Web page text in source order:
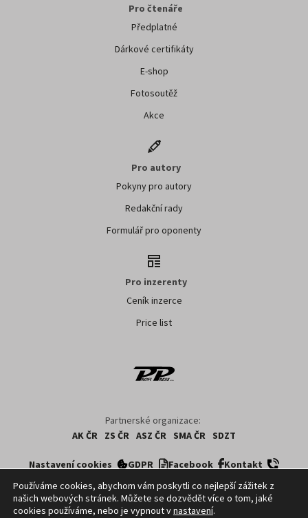
Pro čtenáře
Předplatné
Dárkové certifikáty
E-shop
Fotosoutěž
Akce
Pro autory
Pokyny pro autory
Redakční rady
Formulář pro oponenty
Pro inzerenty
Ceník inzerce
Price list
Partnerské organizace:
AK ČR
ZS ČR ASZ ČR SMA ČR SDZT
Nastavení cookies GDPR Facebook Kontakt
Copyright ©2026 ČTK. Profi Press, s.r.o. využívá zpravodajství z databází ČTK,
jejichž obsah je chráněn autorským zákonem. Přepis, šíření či další
Používáme cookies, abychom vám poskytli co nejlepší zážitek z
našich webových stránek. Můžete se dozvědět více o tom, jaké
cookies používáme, nebo je vypnout vnastavení.